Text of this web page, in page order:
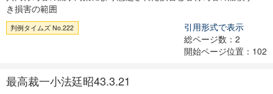
き損害の範囲
判例タイムズ No.222
引用形式で表示
総ページ数：2
開始ページ位置：102
最高裁一小法廷昭43.3.21